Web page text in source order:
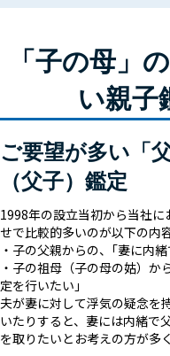
「子の母」
い親子
ご要望が多い「
（父子）鑑定
1998年の設立当初から当社
せで比較的多いのが以下の内容
・子の父親からの、｢妻に内
・子の祖母（子の母の姑）か
定を行いたい｣
夫が妻に対して浮気の疑念を
いたりすると、妻には内緒で
を取りたいとお考えの方が多